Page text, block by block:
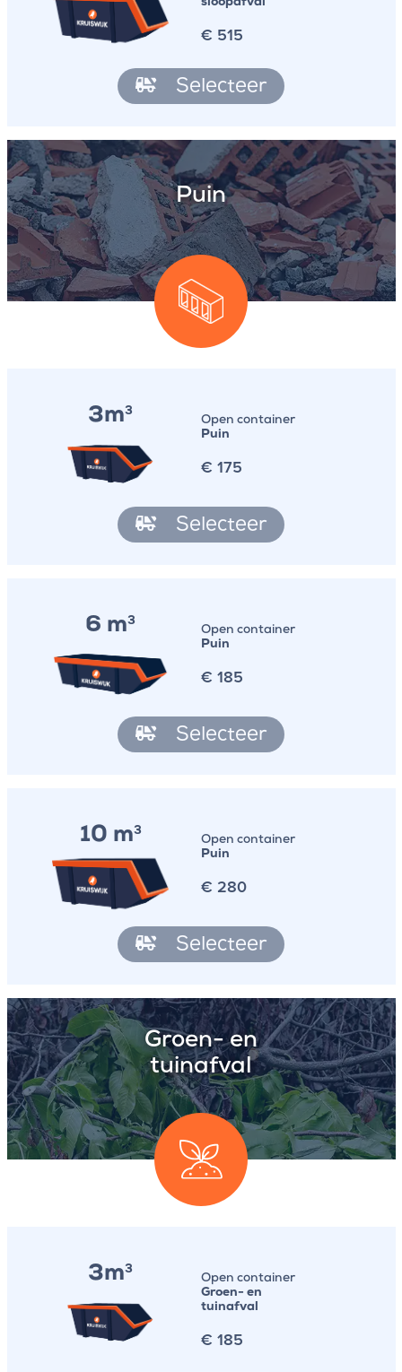
sloopafval
€ 515
Selecteer
Puin
3m3
Open container
Puin
€ 175
Selecteer
6 m3
Open container
Puin
€ 185
Selecteer
10 m3
Open container
Puin
€ 280
Selecteer
Groen- en
tuinafval
3m3
Open container
Groen- en
tuinafval
€ 185